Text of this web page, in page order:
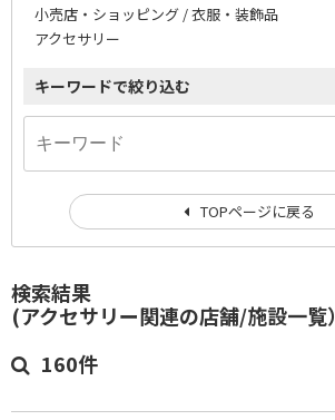
検索結果
(アクセサリー関連の店舗/施設一覧）
160件
小売店・ショッピング / 衣服・装飾品
アクセサリー
キーワードで絞り込む
TOPページに戻る